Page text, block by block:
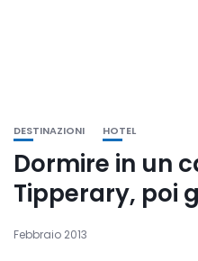
DESTINAZIONI HOTEL
Dormire in un
Tipperary, poi
Febbraio 2013